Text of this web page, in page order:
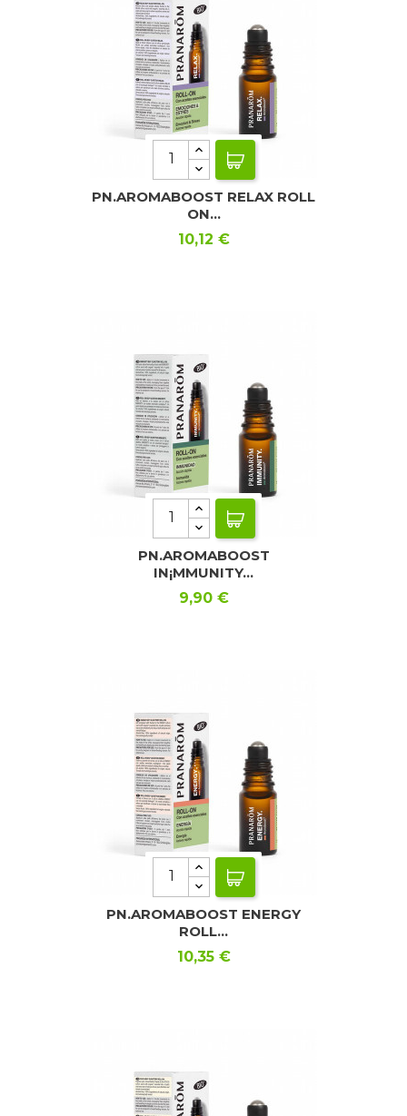
PN.AROMABOOST RELAX ROLL
ON...
Precio
10,12 €
PN.AROMABOOST
IN¡MMUNITY...
Precio
9,90 €
PN.AROMABOOST ENERGY
ROLL...
Precio
10,35 €